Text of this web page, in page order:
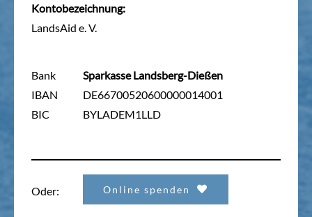
Kontobezeichnung:
LandsAid e. V.
Bank
IBAN
BIC
Sparkasse Landsberg-Dießen
DE66700520600000014001
BYLADEM1LLD
Oder: Online spenden